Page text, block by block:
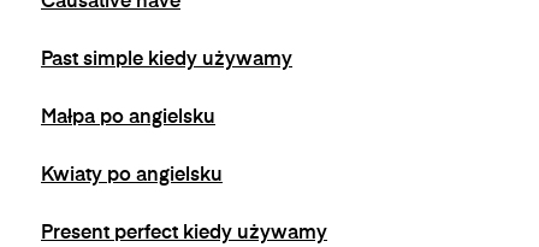
Past simple kiedy używamy
Małpa po angielsku
Kwiaty po angielsku
Present perfect kiedy używamy